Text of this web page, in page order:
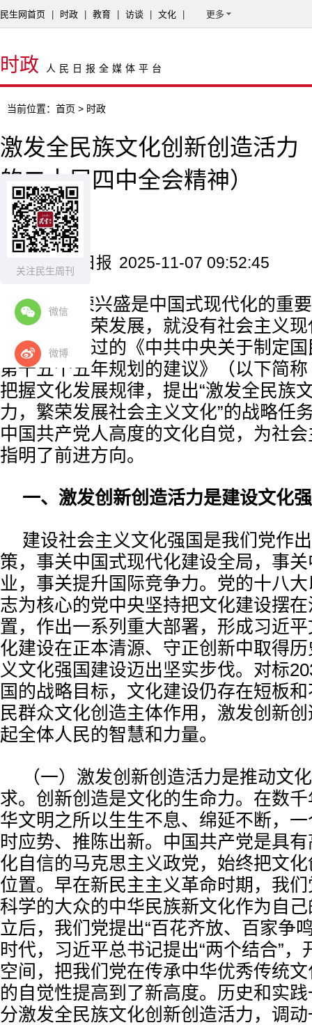
关注民生周刊
微信
微博
民生网首页 时政 教育 访谈 文化 更多
时政 人民日报全媒体平台
当前位置： 首页 > 时政
激发全民族文化创新创造活力
的二十届四中全会精神）
李书磊
来源：人民日报 2025-11-07 09:52:45
文化繁荣兴盛是中国式现代化的重
主义文化繁荣发展，就没有社会主义
四中全会通过的《中共中央关于制定
第十五个五年规划的建议》（以下简
把握文化发展规律，提出“激发全民族
力，繁荣发展社会主义文化”的战略任
中国共产党人高度的文化自觉，为社
指明了前进方向。
一、激发创新创造活力是建设文化
建设社会主义文化强国是我们党作
策，事关中国式现代化建设全局，事
业，事关提升国际竞争力。党的十八
志为核心的党中央坚持把文化建设摆
置，作出一系列重大部署，形成习近
化建设在正本清源、守正创新中取得
义文化强国建设迈出坚实步伐。对标
国的战略目标，文化建设仍存在短板
民群众文化创造主体作用，激发创新
起全体人民的智慧和力量。
（一）激发创新创造活力是推动文
求。创新创造是文化的生命力。在数
华文明之所以生生不息、绵延不断，
时应势、推陈出新。中国共产党是具
化自信的马克思主义政党，始终把文
位置。早在新民主主义革命时期，我
科学的大众的中华民族新文化作为自
立后，我们党提出“百花齐放、百家争
时代，习近平总书记提出“两个结合”
空间，把我们党在传承中华优秀传统
的自觉性提高到了新高度。历史和实
分激发全民族文化创新创造活力，调